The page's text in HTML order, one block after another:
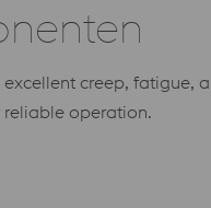
creep, fatigue,
operation.